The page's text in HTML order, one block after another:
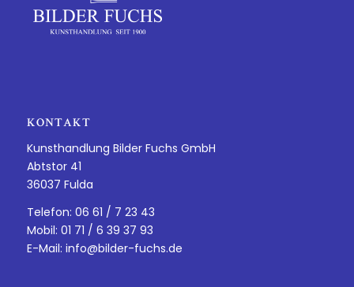
KONTAKT
Kunsthandlung Bilder Fuchs GmbH
Abtstor 41
36037 Fulda
Telefon: 06 61 / 7 23 43
Mobil: 01 71 / 6 39 37 93
E-Mail: info@bilder-fuchs.de